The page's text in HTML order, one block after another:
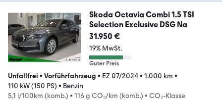
Skoda Octavia Combi 1.5 TSI
Selection Exclusive DSG Na
31.950 €
19% MwSt.
Guter Preis
Unfallfrei • Vorführfahrzeug • EZ 07/2024• 1.000 km •
110 kW (150 PS) • Benzin
5,1 l/100km (komb.) • 116 g CO₂/km (komb.) • CO₂-Klasse